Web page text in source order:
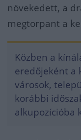
növekedett, a
megtorpant a
Közben a
eredőjeként a
városok,
korábbi
alkupozícióba